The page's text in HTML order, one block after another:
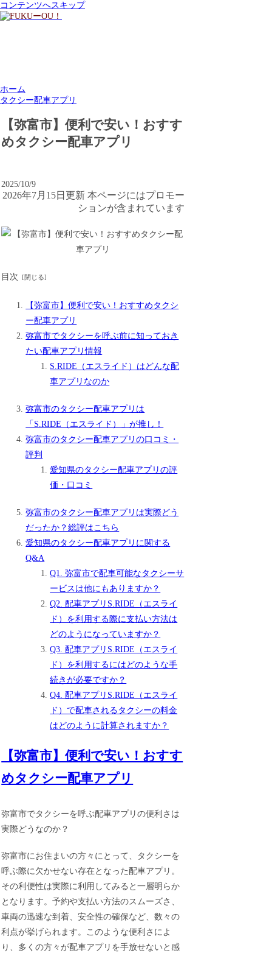
コンテンツへスキップ
ホーム
タクシー配車アプリ
【弥富市】便利で安い！おすす
めタクシー配車アプリ
2025/10/9
2026年7月15日更新 本ページにはプロモー
ションが含まれています
目次
【弥富市】便利で安い！おすすめタクシ
ー配車アプリ
弥富市でタクシーを呼ぶ前に知っておき
たい配車アプリ情報
S.RIDE（エスライド）はどんな配
車アプリなのか
弥富市のタクシー配車アプリは
「S.RIDE（エスライド）」が推し！
弥富市のタクシー配車アプリの口コミ・
評判
愛知県のタクシー配車アプリの評
価・口コミ
弥富市のタクシー配車アプリは実際どう
だったか？総評はこちら
愛知県のタクシー配車アプリに関する
Q&A
Q1. 弥富市で配車可能なタクシーサ
ービスは他にもありますか？
Q2. 配車アプリS.RIDE（エスライ
ド）を利用する際に支払い方法は
どのようになっていますか？
Q3. 配車アプリS.RIDE（エスライ
ド）を利用するにはどのような手
続きが必要ですか？
Q4. 配車アプリS.RIDE（エスライ
ド）で配車されるタクシーの料金
はどのように計算されますか？
【弥富市】便利で安い！おすす
めタクシー配車アプリ
弥富市でタクシーを呼ぶ配車アプリの便利さは
実際どうなのか？
弥富市にお住まいの方々にとって、タクシーを
呼ぶ際に欠かせない存在となった配車アプリ。
その利便性は実際に利用してみると一層明らか
となります。予約や支払い方法のスムーズさ、
車両の迅速な到着、安全性の確保など、数々の
利点が挙げられます。このような便利さによ
り、多くの方々が配車アプリを手放せないと感